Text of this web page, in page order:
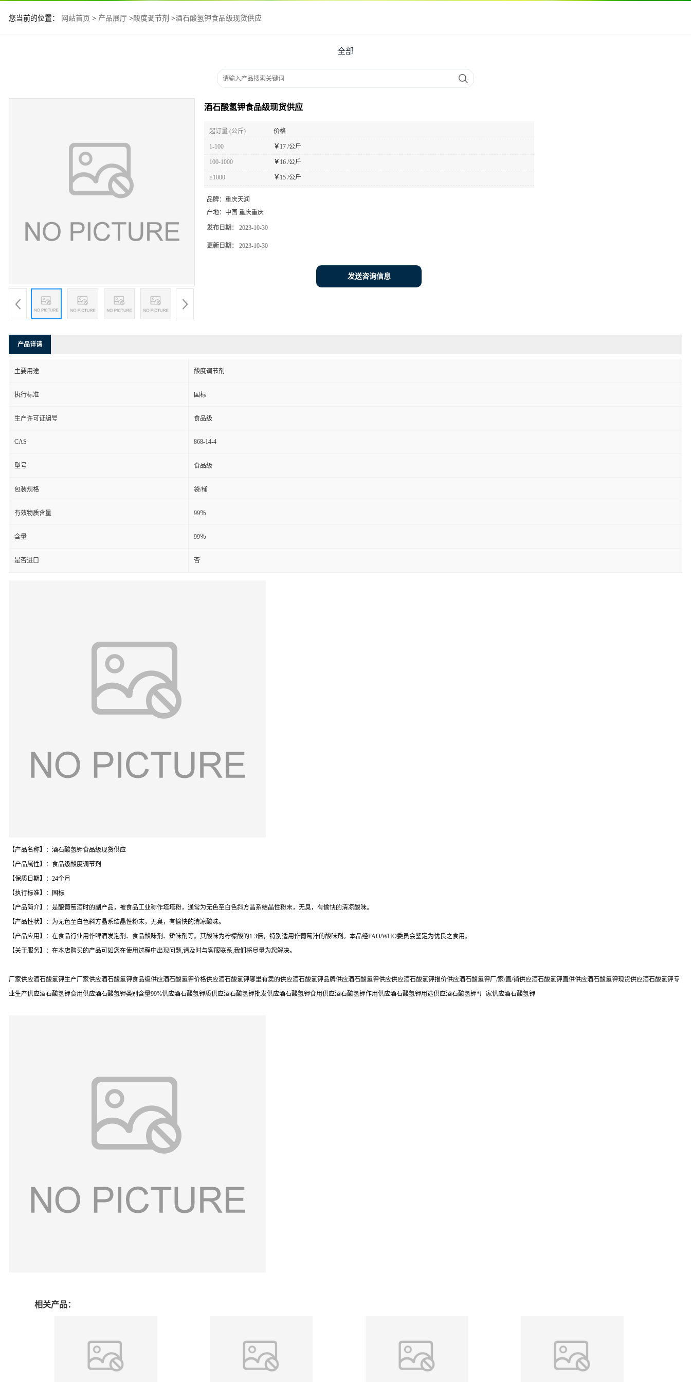
您当前的位置： 网站首页 > 产品展厅 >酸度调节剂 >酒石酸氢钾食品级现货供应
全部
酒石酸氢钾食品级现货供应
起订量 (公斤) 价格
1-100 ￥ 17 /公斤
100-1000 ￥ 16 /公斤
≥1000 ￥ 15 /公斤
品牌： 重庆天润
产地： 中国 重庆重庆
发布日期： 2023-10-30
更新日期： 2023-10-30
发送咨询信息
产品详请
主要用途 酸度调节剂
执行标准 国标
生产许可证编号 食品级
CAS 868-14-4
型号 食品级
包装规格 袋/桶
有效物质含量 99％
含量 99％
是否进口 否
【产品名称】：酒石酸氢钾食品级现货供应
【产品属性】：食品级酸度调节剂
【保质日期】：24个月
【执行标准】：国标
【产品简介】：是酿葡萄酒时的副产品，被食品工业称作塔塔粉，通常为无色至白色斜方晶系结晶性粉末，无臭，有愉快的清凉酸味。
【产品性状】：为无色至白色斜方晶系结晶性粉末，无臭，有愉快的清凉酸味。
【产品应用】：在食品行业用作啤酒发泡剂、食品酸味剂、矫味剂等。其酸味为柠檬酸的1.3倍，特别适用作葡萄汁的酸味剂。本品经FAO/WHO委员会鉴定为优良之食用。
【关于服务】：在本店购买的产品可如您在使用过程中出现问题,请及时与客服联系,我们将尽量为您解决。
厂家供应酒石酸氢钾生产厂家供应酒石酸氢钾食品级供应酒石酸氢钾价格供应酒石酸氢钾哪里有卖的供应酒石酸氢钾品牌供应酒石酸氢钾供应供应酒石酸氢钾报价供应酒石酸氢钾厂/家/直/销供应酒石酸氢钾直供供应酒石酸氢钾现货供应酒石酸氢钾专
业生产供应酒石酸氢钾食用供应酒石酸氢钾类别含量99%供应酒石酸氢钾质供应酒石酸氢钾批发供应酒石酸氢钾食用供应酒石酸氢钾作用供应酒石酸氢钾用途供应酒石酸氢钾*厂家供应酒石酸氢钾
相关产品：